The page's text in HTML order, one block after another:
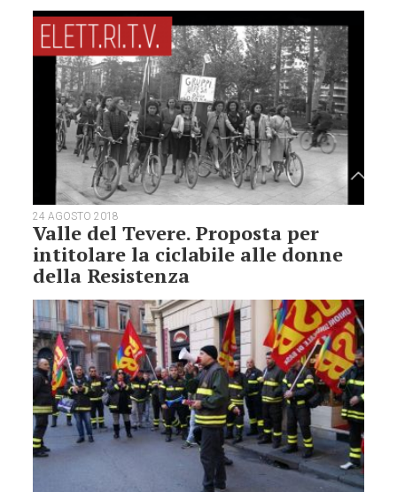
24 AGOSTO 2018
Valle del Tevere. Proposta per
intitolare la ciclabile alle donne
della Resistenza